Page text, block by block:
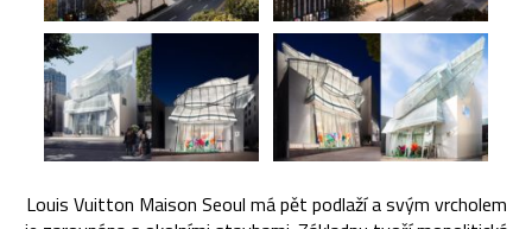
Louis Vuitton Maison Seoul má pět podlaží a svým vrcholem